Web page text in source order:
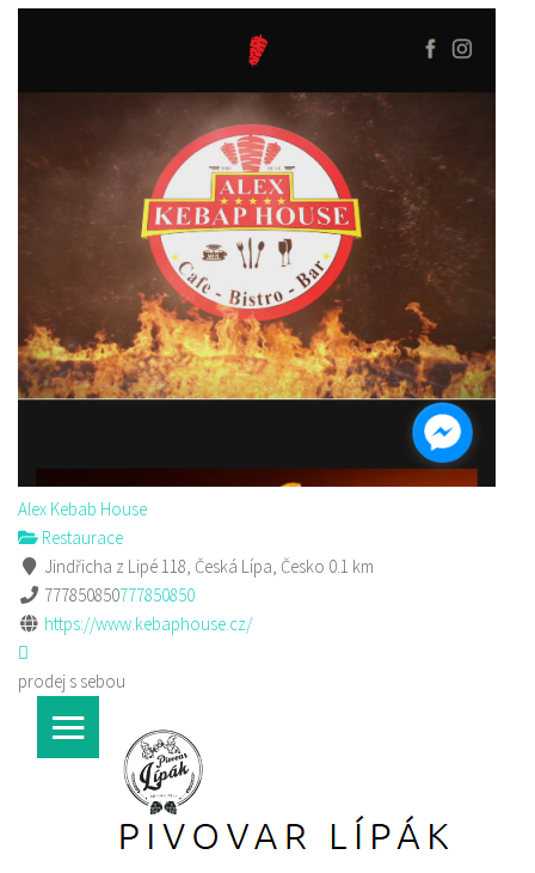
Alex Kebab House
Restaurace
Jindřicha z Lipé 118, Česká Lípa, Česko 0.1 km
777850850777850850
https://www.kebaphouse.cz/
prodej s sebou